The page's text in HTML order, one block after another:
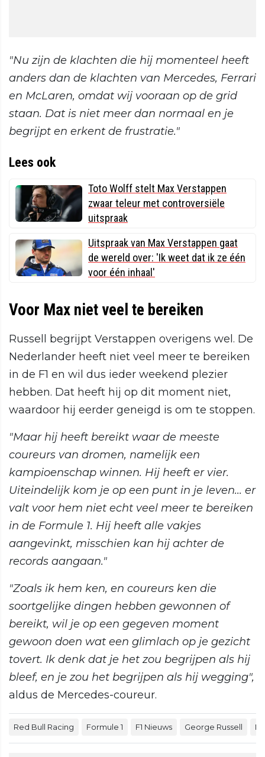
"Nu zijn de klachten die hij momenteel heeft
anders dan de klachten van Mercedes, Ferrari
en McLaren, omdat wij vooraan op de grid
staan. Dat is niet meer dan normaal en je
begrijpt en erkent de frustratie."
Lees ook
Toto Wolff stelt Max Verstappen
zwaar teleur met controversiële
uitspraak
Uitspraak van Max Verstappen gaat
de wereld over: 'Ik weet dat ik ze één
voor één inhaal'
Voor Max niet veel te bereiken
Russell begrijpt Verstappen overigens wel. De
Nederlander heeft niet veel meer te bereiken
in de F1 en wil dus ieder weekend plezier
hebben. Dat heeft hij op dit moment niet,
waardoor hij eerder geneigd is om te stoppen.
"Maar hij heeft bereikt waar de meeste
coureurs van dromen, namelijk een
kampioenschap winnen. Hij heeft er vier.
Uiteindelijk kom je op een punt in je leven... er
valt voor hem niet echt veel meer te bereiken
in de Formule 1. Hij heeft alle vakjes
aangevinkt, misschien kan hij achter de
records aangaan."
"Zoals ik hem ken, en coureurs ken die
soortgelijke dingen hebben gewonnen of
bereikt, wil je op een gegeven moment
gewoon doen wat een glimlach op je gezicht
tovert. Ik denk dat je het zou begrijpen als hij
bleef, en je zou het begrijpen als hij wegging",
aldus de Mercedes-coureur.
Red Bull Racing Formule 1 F1 Nieuws George Russell